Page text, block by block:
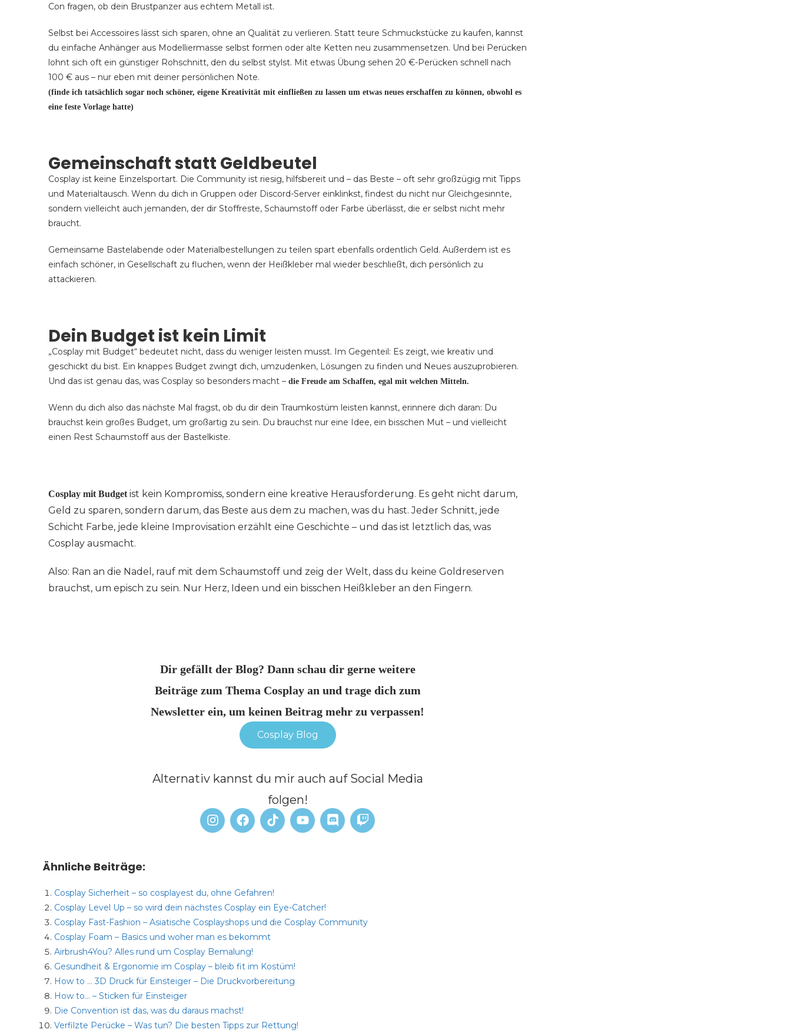
Con fragen, ob dein Brustpanzer aus echtem Metall ist.
Selbst bei Accessoires lässt sich sparen, ohne an Qualität zu verlieren. Statt teure Schmuckstücke zu kaufen, kannst
du einfache Anhänger aus Modelliermasse selbst formen oder alte Ketten neu zusammensetzen. Und bei Perücken
lohnt sich oft ein günstiger Rohschnitt, den du selbst stylst. Mit etwas Übung sehen 20 €-Perücken schnell nach
100 € aus – nur eben mit deiner persönlichen Note.
(finde ich tatsächlich sogar noch schöner, eigene Kreativität mit einfließen zu lassen um etwas neues erschaffen zu können, obwohl es
eine feste Vorlage hatte)
Gemeinschaft statt Geldbeutel
Cosplay ist keine Einzelsportart. Die Community ist riesig, hilfsbereit und – das Beste – oft sehr großzügig mit Tipps
und Materialtausch. Wenn du dich in Gruppen oder Discord-Server einklinkst, findest du nicht nur Gleichgesinnte,
sondern vielleicht auch jemanden, der dir Stoffreste, Schaumstoff oder Farbe überlässt, die er selbst nicht mehr
braucht.
Gemeinsame Bastelabende oder Materialbestellungen zu teilen spart ebenfalls ordentlich Geld. Außerdem ist es
einfach schöner, in Gesellschaft zu fluchen, wenn der Heißkleber mal wieder beschließt, dich persönlich zu
attackieren.
Dein Budget ist kein Limit
„Cosplay mit Budget“ bedeutet nicht, dass du weniger leisten musst. Im Gegenteil: Es zeigt, wie kreativ und
geschickt du bist. Ein knappes Budget zwingt dich, umzudenken, Lösungen zu finden und Neues auszuprobieren.
Und das ist genau das, was Cosplay so besonders macht – die Freude am Schaffen, egal mit welchen Mitteln.
Wenn du dich also das nächste Mal fragst, ob du dir dein Traumkostüm leisten kannst, erinnere dich daran: Du
brauchst kein großes Budget, um großartig zu sein. Du brauchst nur eine Idee, ein bisschen Mut – und vielleicht
einen Rest Schaumstoff aus der Bastelkiste.
Cosplay mit Budgetist kein Kompromiss, sondern eine kreative Herausforderung. Es geht nicht darum,
Geld zu sparen, sondern darum, das Beste aus dem zu machen, was du hast. Jeder Schnitt, jede
Schicht Farbe, jede kleine Improvisation erzählt eine Geschichte – und das ist letztlich das, was
Cosplay ausmacht.
Also: Ran an die Nadel, rauf mit dem Schaumstoff und zeig der Welt, dass du keine Goldreserven
brauchst, um episch zu sein. Nur Herz, Ideen und ein bisschen Heißkleber an den Fingern.
Dir gefällt der Blog? Dann schau dir gerne weitere
Beiträge zum Thema Cosplay an und trage dich zum
Newsletter ein, um keinen Beitrag mehr zu verpassen!
Cosplay Blog
Alternativ kannst du mir auch auf Social Media
folgen!
Ähnliche Beiträge:
Cosplay Sicherheit – so cosplayest du, ohne Gefahren!
Cosplay Level Up – so wird dein nächstes Cosplay ein Eye-Catcher!
Cosplay Fast-Fashion – Asiatische Cosplayshops und die Cosplay Community
Cosplay Foam – Basics und woher man es bekommt
Airbrush4You? Alles rund um Cosplay Bemalung!
Gesundheit & Ergonomie im Cosplay – bleib fit im Kostüm!
How to … 3D Druck für Einsteiger – Die Druckvorbereitung
How to… – Sticken für Einsteiger
Die Convention ist das, was du daraus machst!
Verfilzte Perücke – Was tun? Die besten Tipps zur Rettung!